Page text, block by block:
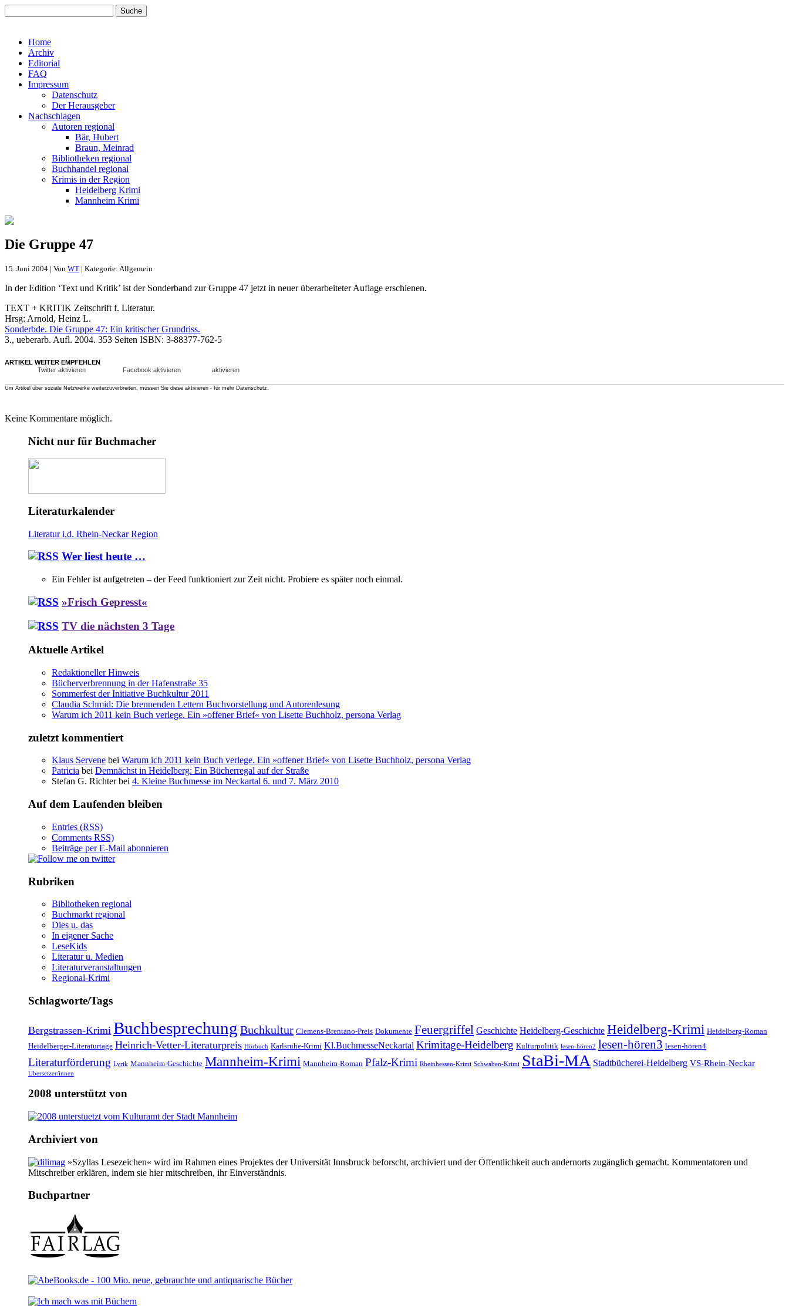
Home
Archiv
Editorial
FAQ
Impressum
Datenschutz
Der Herausgeber
Nachschlagen
Autoren regional
Bär, Hubert
Braun, Meinrad
Bibliotheken regional
Buchhandel regional
Krimis in der Region
Heidelberg Krimi
Mannheim Krimi
Die Gruppe 47
15. Juni 2004 | Von WT | Kategorie: Allgemein
In der Edition ‘Text und Kritik’ ist der Sonderband zur Gruppe 47 jetzt in neuer überarbeiteter Auflage erschienen.
TEXT + KRITIK Zeitschrift f. Literatur.
Hrsg: Arnold, Heinz L.
Sonderbde. Die Gruppe 47: Ein kritischer Grundriss.
3., ueberarb. Aufl. 2004. 353 Seiten ISBN: 3-88377-762-5
ARTIKEL WEITER EMPFEHLEN
Twitter aktivieren
Facebook aktivieren aktivieren
Um Artikel über soziale Netzwerke weiterzuverbreiten, müssen Sie diese aktivieren - für mehr Datenschutz.
Keine Kommentare möglich.
Nicht nur für Buchmacher
Literaturkalender
Literatur i.d. Rhein-Neckar Region
Wer liest heute …
Ein Fehler ist aufgetreten – der Feed funktioniert zur Zeit nicht. Probiere es später noch einmal.
»Frisch Gepresst«
TV die nächsten 3 Tage
Aktuelle Artikel
Redaktioneller Hinweis
Bücherverbrennung in der Hafenstraße 35
Sommerfest der Initiative Buchkultur 2011
Claudia Schmid: Die brennenden Lettern Buchvorstellung und Autorenlesung
Warum ich 2011 kein Buch verlege. Ein »offener Brief« von Lisette Buchholz, persona Verlag
zuletzt kommentiert
Klaus Servene bei Warum ich 2011 kein Buch verlege. Ein »offener Brief« von Lisette Buchholz, persona Verlag
Patricia bei Demnächst in Heidelberg: Ein Bücherregal auf der Straße
Stefan G. Richter bei 4. Kleine Buchmesse im Neckartal 6. und 7. März 2010
Auf dem Laufenden bleiben
Entries (RSS)
Comments RSS)
Beiträge per E-Mail abonnieren
Rubriken
Bibliotheken regional
Buchmarkt regional
Dies u. das
In eigener Sache
LeseKids
Literatur u. Medien
Literaturveranstaltungen
Regional-Krimi
Schlagworte/Tags
Bergstrassen-Krimi Buchbesprechung Buchkultur Clemens-Brentano-Preis Dokumente Feuergriffel Geschichte Heidelberg-Geschichte Heidelberg-Krimi Heidelberg-Roman
Heidelberger-Literaturtage Heinrich-Vetter-Literaturpreis Hörbuch Karlsruhe-Krimi Kl.BuchmesseNeckartal Krimitage-Heidelberg Kulturpolitik lesen-hören2 lesen-hören3 lesen-hören4
Literaturförderung Lyrik Mannheim-Geschichte Mannheim-Krimi Mannheim-Roman Pfalz-Krimi Rheinhessen-Krimi Schwaben-Krimi StaBi-MA Stadtbücherei-Heidelberg VS-Rhein-Neckar
Übersetzer/innen
2008 unterstützt von
Archiviert von
»Szyllas Lesezeichen« wird im Rahmen eines Projektes der Universität Innsbruck beforscht, archiviert und der Öffentlichkeit auch andernorts zugänglich gemacht. Kommentatoren und
Mitschreiber erklären, indem sie hier mitschreiben, ihr Einverständnis.
Buchpartner